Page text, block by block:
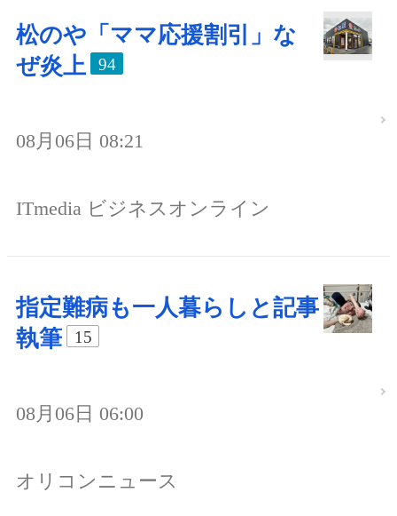
松のや「ママ応援割引」な
ぜ炎上
94
08月06日 08:21
ITmedia ビジネスオンライン
指定難病も一人暮らしと記事
執筆
15
08月06日 06:00
オリコンニュース